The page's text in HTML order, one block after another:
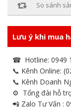
So sánh
Lưu ý khi mua
☎ Hotline: 0949
📞 Kênh Online:
📞 Kênh Doanh
⚙ Tổng đài hỗ
📲 Zalo Tư Vấn :